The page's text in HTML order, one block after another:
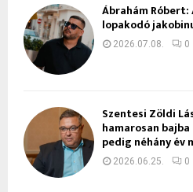
Ábrahám
lopakodó
2026.07.08. 0
Szentesi Zöldi
hamarosan bajba
pedig néhány év
2026.06.25. 0